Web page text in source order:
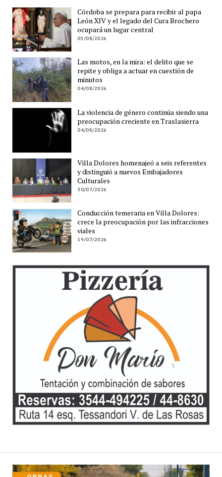
Córdoba se prepara para recibir al papa
León XIV y el legado del Cura Brochero
ocupará un lugar central
05/08/2026
Las motos, en la mira: el delito que se
repite y obliga a actuar en cuestión de
minutos
04/08/2026
La violencia de género continúa siendo una
preocupación creciente en Traslasierra
04/08/2026
Villa Dolores homenajeó a seis referentes
y distinguió a nuevos Embajadores
Culturales
30/07/2026
Conducción temeraria en Villa Dolores:
crece la preocupación por las infracciones
viales
19/07/2026